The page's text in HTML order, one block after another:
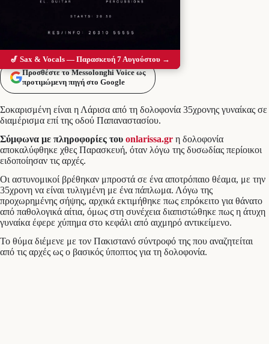
Προσθέστε το Messolonghi Voice ως
προτιμώμενη πηγή στο Google
Σοκαρισμένη είναι η Λάρισα από τη δολοφονία 35χρονης γυναίκας σε
διαμέρισμα επί της οδού Παπαναστασίου.
Σύμφωνα με πληροφορίες του onlarissa.gr η δολοφονία
αποκαλύφθηκε χθες Παρασκευή, όταν λόγω της δυσωδίας περίοικοι
ειδοποίησαν τις αρχές.
Οι αστυνομικοί βρέθηκαν μπροστά σε ένα αποτρόπαιο θέαμα, με την
35χρονη να είναι τυλιγμένη με ένα πάπλωμα. Λόγω της
προχωρημένης σήψης, αρχικά εκτιμήθηκε πως επρόκειτο για θάνατο
από παθολογικά αίτια, όμως στη συνέχεια διαπιστώθηκε πως η άτυχη
γυναίκα έφερε χύπημα στο κεφάλι από αιχμηρό αντικείμενο.
Το θύμα διέμενε με τον Πακιστανό σύντροφό της που αναζητείται
από τις αρχές ως ο βασικός ύποπτος για τη δολοφονία.
🎷 Sax & Vocals — Παρασκευή 7 Αυγούστου →